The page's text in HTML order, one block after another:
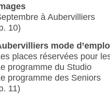
à Aubervilliers
10)
mode
places réservées pour
programme du Studio
programme des Seniors
11)